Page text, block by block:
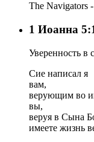
The Navigators
1 Иоанна
Уверенность в
Сие написал я
вам,
верующим во
вы,
веруя в Сына
имеете жизнь